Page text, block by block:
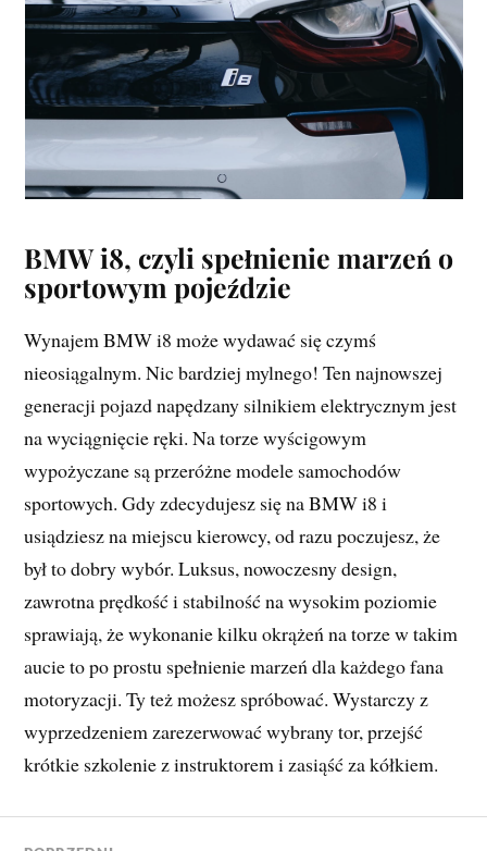
BMW i8, czyli spełnienie marzeń o
sportowym pojeździe
Wynajem BMW i8 może wydawać się czymś
nieosiągalnym. Nic bardziej mylnego! Ten najnowszej
generacji pojazd napędzany silnikiem elektrycznym jest
na wyciągnięcie ręki. Na torze wyścigowym
wypożyczane są przeróżne modele samochodów
sportowych. Gdy zdecydujesz się na BMW i8 i
usiądziesz na miejscu kierowcy, od razu poczujesz, że
był to dobry wybór. Luksus, nowoczesny design,
zawrotna prędkość i stabilność na wysokim poziomie
sprawiają, że wykonanie kilku okrążeń na torze w takim
aucie to po prostu spełnienie marzeń dla każdego fana
motoryzacji. Ty też możesz spróbować. Wystarczy z
wyprzedzeniem zarezerwować wybrany tor, przejść
krótkie szkolenie z instruktorem i zasiąść za kółkiem.